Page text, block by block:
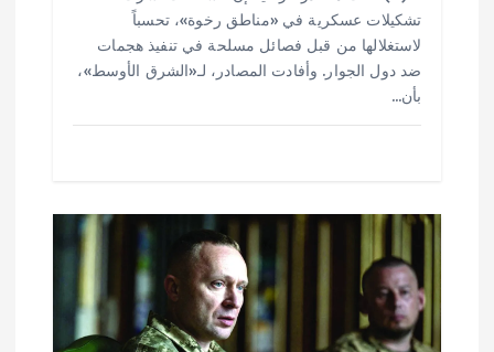
تشكيلات عسكرية في «مناطق رخوة»، تحسباً
لاستغلالها من قبل فصائل مسلحة في تنفيذ هجمات
ضد دول الجوار. وأفادت المصادر، لـ«الشرق الأوسط»،
بأن…